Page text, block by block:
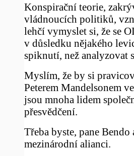
Konspirační teorie,
vládnoucích politiků,
lehčí vymyslet si, že se
v důsledku nějakého
spiknutí, než analyzovat
Myslím, že by si
Peterem Mandelsonem
jsou mnoha lidem
přesvědčení.
Třeba byste, pane
mezinárodní alianci.